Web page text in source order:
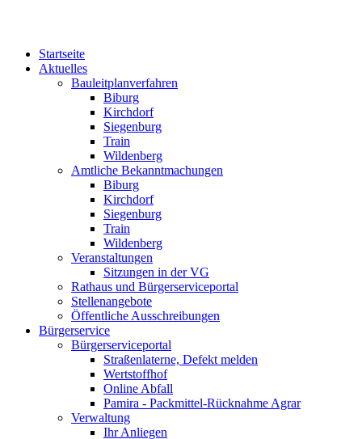
Startseite
Aktuelles
Bauleitplanverfahren
Biburg
Kirchdorf
Siegenburg
Train
Wildenberg
Amtliche Bekanntmachungen
Biburg
Kirchdorf
Siegenburg
Train
Wildenberg
Veranstaltungen
Sitzungen in der VG
Rathaus und Bürgerserviceportal
Stellenangebote
Öffentliche Ausschreibungen
Bürgerservice
Bürgerserviceportal
Straßenlaterne, Defekt melden
Wertstoffhof
Online Abfall
Pamira - Packmittel-Rücknahme Agrar
Verwaltung
Ihr Anliegen